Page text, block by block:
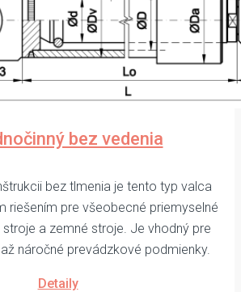
bez vedenia
bez tlmenia je tento typ valca
riešením pre všeobecné priemyselné
a zemné stroje. Je vhodný pre
náročné prevádzkové podmienky.
Detaily